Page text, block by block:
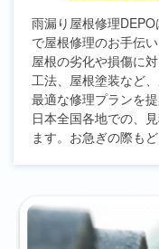
雨漏り屋根修理DEPO
で屋根修理のお手伝い
屋根の劣化や損傷に
工法、屋根塗装など
最適な修理プランを
日本全国各地での、
ます。お急ぎの際も